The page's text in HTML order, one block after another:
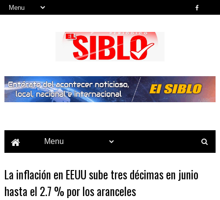
La inflación en EEUU sube tres décimas en junio
hasta el 2.7 % por los aranceles